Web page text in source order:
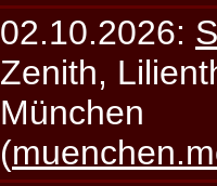
02.10.2026:
Zenith,
München
(